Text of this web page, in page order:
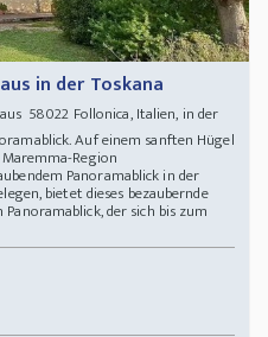
in der Toskana
58022 Follonica, Italien, in der
Auf einem sanften Hügel
Region
Panoramablick in der
bietet dieses bezaubernde
der sich bis zum